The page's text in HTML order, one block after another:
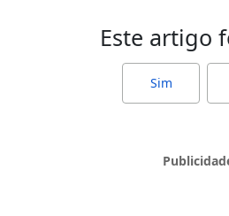
Este artigo
Sim